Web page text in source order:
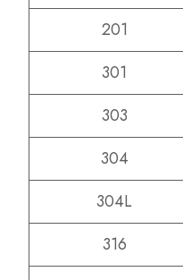
201
301
303
304
304L
316